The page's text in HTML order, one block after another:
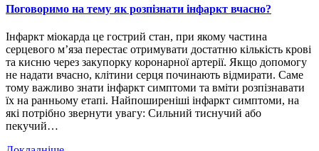
Поговоримо на тему як розпізнати інфаркт вчасно?
Інфаркт міокарда це гострий стан, при якому частина
серцевого м’яза перестає отримувати достатню кількість крові
та кисню через закупорку коронарної артерії. Якщо допомогу
не надати вчасно, клітини серця починають відмирати. Саме
тому важливо знати інфаркт симптоми та вміти розпізнавати
їх на ранньому етапі. Найпоширеніші інфаркт симптоми, на
які потрібно звернути увагу: Сильний тиснучий або
пекучий…